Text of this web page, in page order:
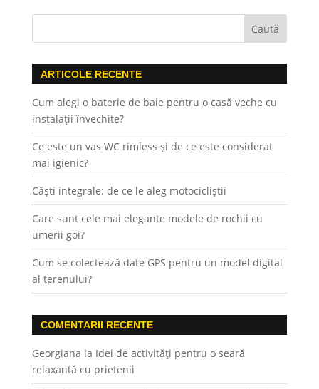
ARTICOLE RECENTE
Cum alegi o baterie de baie pentru o casă veche cu
instalații învechite?
Ce este un vas WC rimless și de ce este considerat
mai igienic?
Căști integrale: de ce le aleg motocicliștii
Care sunt cele mai elegante modele de rochii cu
umerii goi?
Cum se colectează date GPS pentru un model digital
al terenului?
COMENTARII RECENTE
Georgiana la Idei de activități pentru o seară
relaxantă cu prietenii